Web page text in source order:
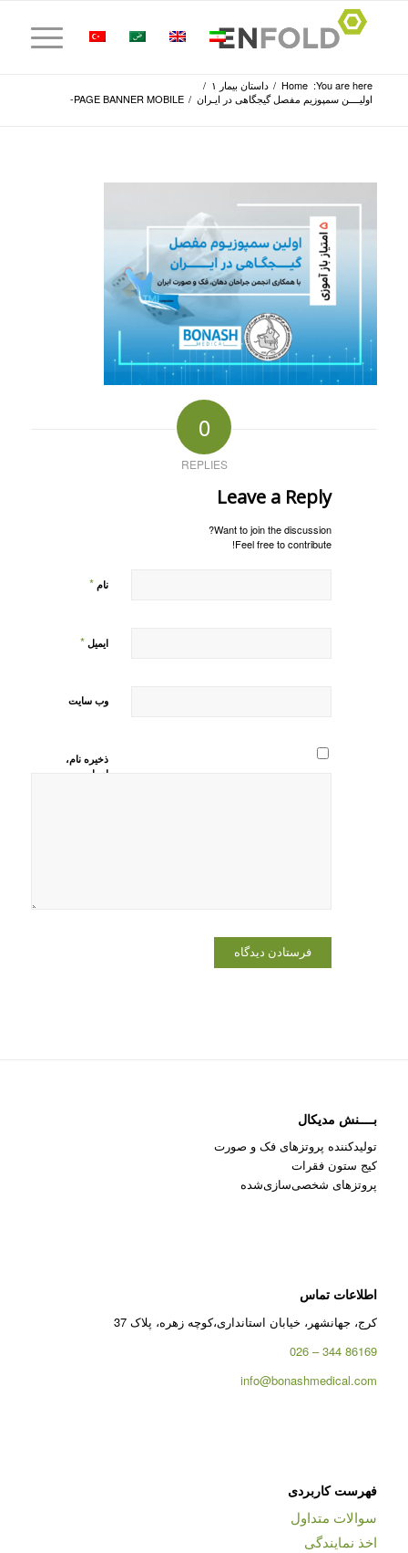
You are here:
Home
/ داستان بیمار ۱
/
اولیــــن سمپوزیم مفصل گیجگاهی در ایـران /
PAGE BANNER MOBILE-
0
REPLIES
Leave a Reply
Want to join the discussion?
Feel free to contribute!
نام *
ایمیل *
وب‌ سایت
ذخیره نام،
ایمیل و
بــــنش مدیکال
تولیدکننده پروتزهای فک و صورت
کیج ستون فقرات
پروتزهای شخصی‌سازی‌شده
اطلاعات تماس
کرج، جهانشهر، خیابان استانداری،کوچه زهره، پلاک 37
86169 344 – 026
info@bonashmedical.com
فهرست کاربردی
سوالات متداول
اخذ نمایندگی